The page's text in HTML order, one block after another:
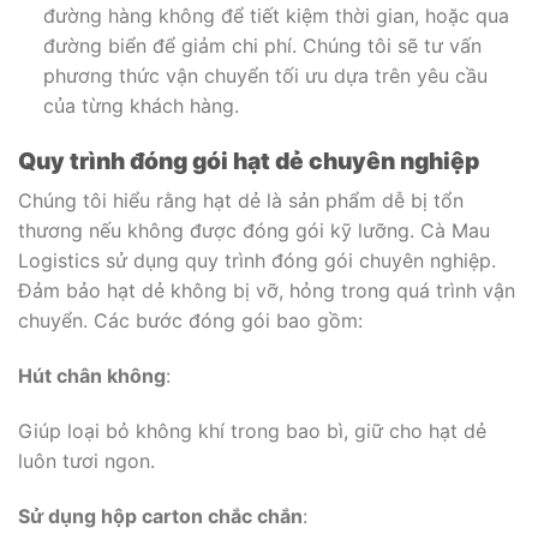
đường hàng không để tiết kiệm thời gian, hoặc qua
đường biển để giảm chi phí. Chúng tôi sẽ tư vấn
phương thức vận chuyển tối ưu dựa trên yêu cầu
của từng khách hàng.
Quy trình đóng gói hạt dẻ chuyên nghiệp
Chúng tôi hiểu rằng hạt dẻ là sản phẩm dễ bị tổn
thương nếu không được đóng gói kỹ lưỡng. Cà Mau
Logistics sử dụng quy trình đóng gói chuyên nghiệp.
Đảm bảo hạt dẻ không bị vỡ, hỏng trong quá trình vận
chuyển. Các bước đóng gói bao gồm:
Hút chân không:
Giúp loại bỏ không khí trong bao bì, giữ cho hạt dẻ
luôn tươi ngon.
Sử dụng hộp carton chắc chắn: